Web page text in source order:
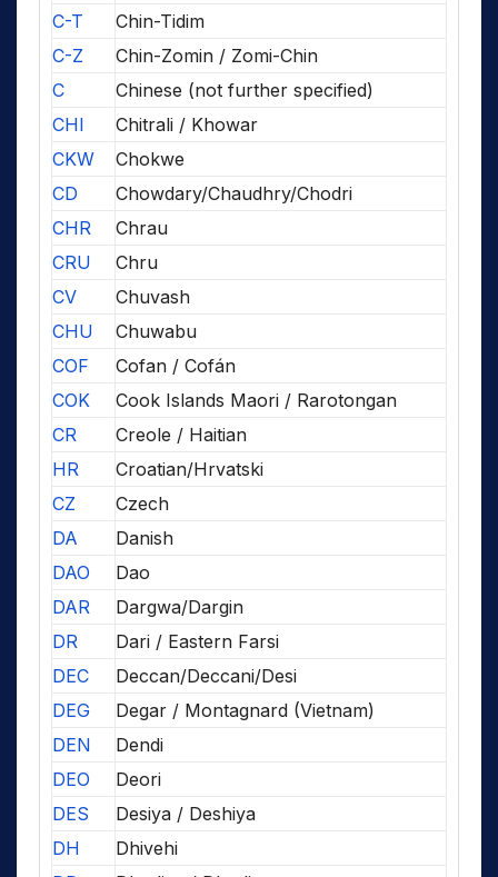
C-T
Chin-Tidim
C-Z
Chin-Zomin / Zomi-Chin
C
Chinese (not further specified)
CHI
Chitrali / Khowar
CKW
Chokwe
CD
Chowdary/Chaudhry/Chodri
CHR
Chrau
CRU
Chru
CV
Chuvash
CHU
Chuwabu
COF
Cofan / Cofán
COK
Cook Islands Maori / Rarotongan
CR
Creole / Haitian
HR
Croatian/Hrvatski
CZ
Czech
DA
Danish
DAO
Dao
DAR
Dargwa/Dargin
DR
Dari / Eastern Farsi
DEC
Deccan/Deccani/Desi
DEG
Degar / Montagnard (Vietnam)
DEN
Dendi
DEO
Deori
DES
Desiya / Deshiya
DH
Dhivehi